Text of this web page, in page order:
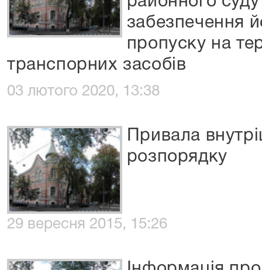
забезпечення
пропуску на
транспорних засобів
03 лютого 2020, 13:38
Привала
розпорядку
29 вересня 2015, 15:26